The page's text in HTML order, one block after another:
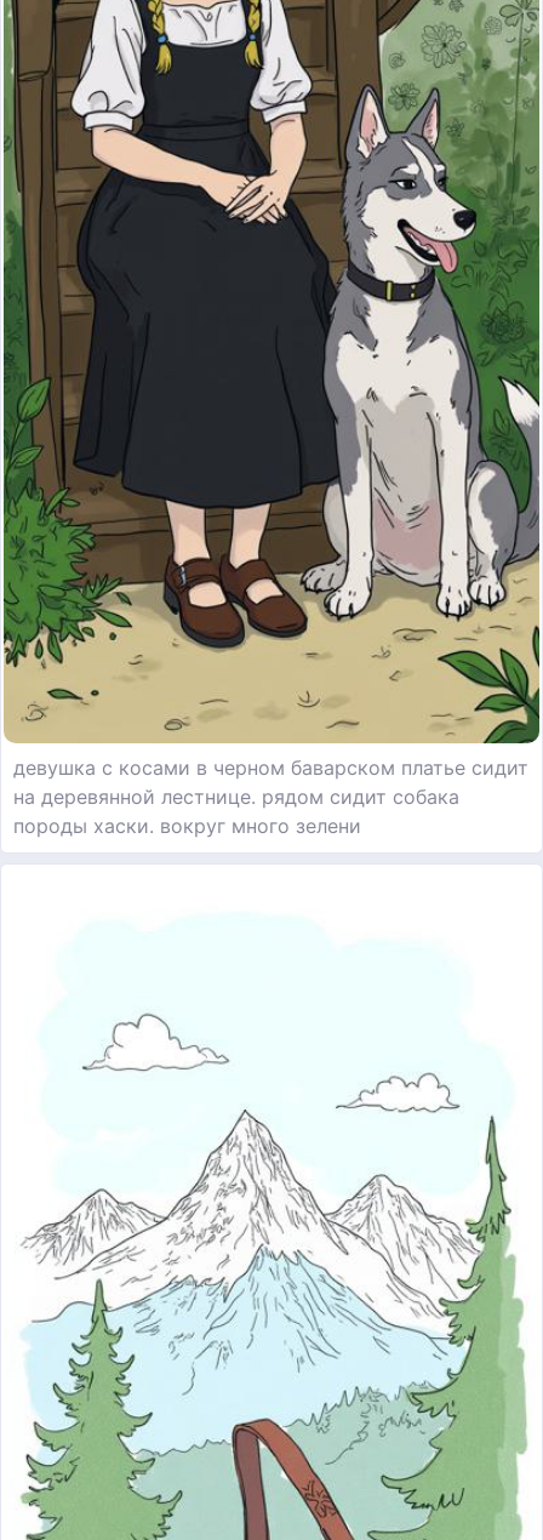
девушка с косами в черном баварском платье сидит
на деревянной лестнице. рядом сидит собака
породы хаски. вокруг много зелени